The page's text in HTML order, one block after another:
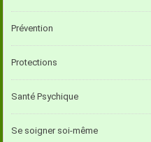
Prévention
Protections
Santé Psychique
Se soigner soi-même